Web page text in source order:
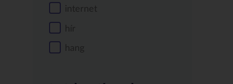
internet
hír
hang